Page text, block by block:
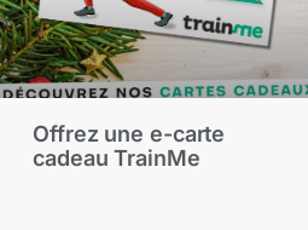
Offrez une e-carte
cadeau TrainMe